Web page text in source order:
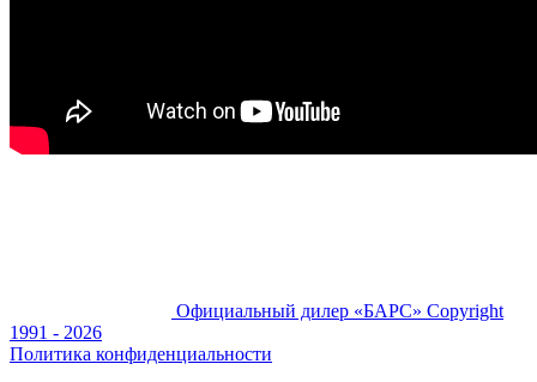
Официальный дилер «БАРС» Copyright
1991 - 2026
Политика конфиденциальности